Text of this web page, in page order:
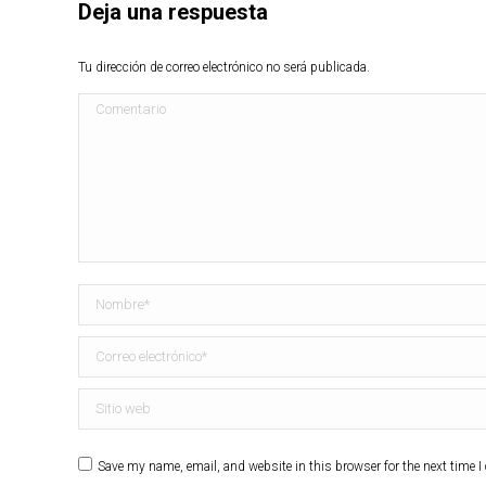
Deja una respuesta
Tu dirección de correo electrónico no será publicada.
Comentario
Nombre *
Correo electrónico *
Sitio web
Save my name, email, and website in this browser for the next time I